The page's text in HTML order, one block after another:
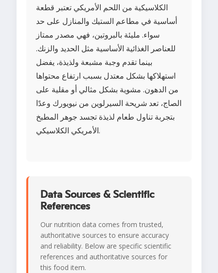
الكلاسيكية من اللحم الأمريكي تعتبر قطعة
أساسية في مطاعم الستيك والمنازل على حد
سواء. مليئة بالبروتين، فهي مصدر ممتاز
للعناصر الغذائية الأساسية مثل الحديد والزنك.
بينما تقدم وجبة مشبعة ولذيذة، يفضل
استهلاكها بشكل معتدل بسبب ارتفاع محتواها
من الدهون. مشوية بشكل مثالي أو مقلية على
الصاج، تعد شريحة السيرلوين من نيويورك وعدًا
بتجربة تناول طعام لذيذة تجسد جوهر المطبخ
الأمريكي الكلاسيكي.
Data Sources & Scientific
References
Our nutrition data comes from trusted,
authoritative sources to ensure accuracy
and reliability. Below are specific scientific
references and authoritative sources for
this food item.